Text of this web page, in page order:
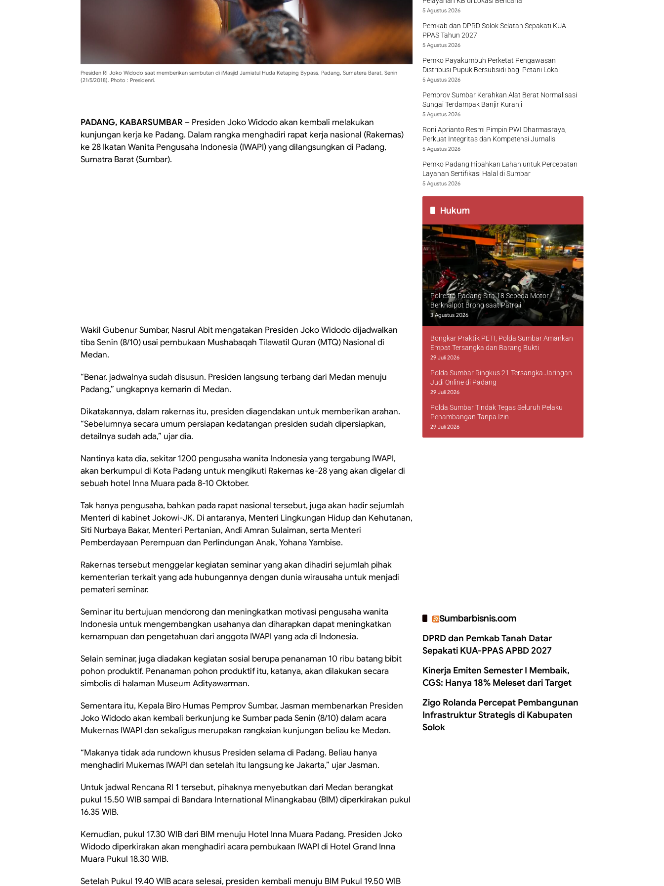
Presiden RI Joko Widodo saat memberikan sambutan di iMasjid Jamiatul Huda Ketaping Bypass, Padang, Sumatera Barat, Senin
(21/5/2018). Photo : Presidenri.
PADANG, KABARSUMBAR – Presiden Joko Widodo akan kembali melakukan
kunjungan kerja ke Padang. Dalam rangka menghadiri rapat kerja nasional (Rakernas)
ke 28 Ikatan Wanita Pengusaha Indonesia (IWAPI) yang dilangsungkan di Padang,
Sumatra Barat (Sumbar).
Wakil Gubenur Sumbar, Nasrul Abit mengatakan Presiden Joko Widodo dijadwalkan
tiba Senin (8/10) usai pembukaan Mushabaqah Tilawatil Quran (MTQ) Nasional di
Medan.
“Benar, jadwalnya sudah disusun. Presiden langsung terbang dari Medan menuju
Padang,” ungkapnya kemarin di Medan.
Dikatakannya, dalam rakernas itu, presiden diagendakan untuk memberikan arahan.
“Sebelumnya secara umum persiapan kedatangan presiden sudah dipersiapkan,
detailnya sudah ada,” ujar dia.
Nantinya kata dia, sekitar 1200 pengusaha wanita Indonesia yang tergabung IWAPI,
akan berkumpul di Kota Padang untuk mengikuti Rakernas ke-28 yang akan digelar di
sebuah hotel Inna Muara pada 8-10 Oktober.
Tak hanya pengusaha, bahkan pada rapat nasional tersebut, juga akan hadir sejumlah
Menteri di kabinet Jokowi-JK. Di antaranya, Menteri Lingkungan Hidup dan Kehutanan,
Siti Nurbaya Bakar, Menteri Pertanian, Andi Amran Sulaiman, serta Menteri
Pemberdayaan Perempuan dan Perlindungan Anak, Yohana Yambise.
Rakernas tersebut menggelar kegiatan seminar yang akan dihadiri sejumlah pihak
kementerian terkait yang ada hubungannya dengan dunia wirausaha untuk menjadi
pemateri seminar.
Seminar itu bertujuan mendorong dan meningkatkan motivasi pengusaha wanita
Indonesia untuk mengembangkan usahanya dan diharapkan dapat meningkatkan
kemampuan dan pengetahuan dari anggota IWAPI yang ada di Indonesia.
Selain seminar, juga diadakan kegiatan sosial berupa penanaman 10 ribu batang bibit
pohon produktif. Penanaman pohon produktif itu, katanya, akan dilakukan secara
simbolis di halaman Museum Adityawarman.
Sementara itu, Kepala Biro Humas Pemprov Sumbar, Jasman membenarkan Presiden
Joko Widodo akan kembali berkunjung ke Sumbar pada Senin (8/10) dalam acara
Mukernas IWAPI dan sekaligus merupakan rangkaian kunjungan beliau ke Medan.
“Makanya tidak ada rundown khusus Presiden selama di Padang. Beliau hanya
menghadiri Mukernas IWAPI dan setelah itu langsung ke Jakarta,” ujar Jasman.
Untuk jadwal Rencana RI 1 tersebut, pihaknya menyebutkan dari Medan berangkat
pukul 15.50 WIB sampai di Bandara International Minangkabau (BIM) diperkirakan pukul
16.35 WIB.
Kemudian, pukul 17.30 WIB dari BIM menuju Hotel Inna Muara Padang. Presiden Joko
Widodo diperkirakan akan menghadiri acara pembukaan IWAPI di Hotel Grand Inna
Muara Pukul 18.30 WIB.
Setelah Pukul 19.40 WIB acara selesai, presiden kembali menuju BIM Pukul 19.50 WIB
5 Agustus 2026
Pemkab dan DPRD Solok Selatan Sepakati KUA
PPAS Tahun 2027
5 Agustus 2026
Pemko Payakumbuh Perketat Pengawasan
Distribusi Pupuk Bersubsidi bagi Petani Lokal
5 Agustus 2026
Pemprov Sumbar Kerahkan Alat Berat Normalisasi
Sungai Terdampak Banjir Kuranji
5 Agustus 2026
Roni Aprianto Resmi Pimpin PWI Dharmasraya,
Perkuat Integritas dan Kompetensi Jurnalis
5 Agustus 2026
Pemko Padang Hibahkan Lahan untuk Percepatan
Layanan Sertifikasi Halal di Sumbar
5 Agustus 2026
Hukum
Polresta Padang Sita 18 Sepeda Motor
Berknalpot Brong saat Patroli
3 Agustus 2026
Bongkar Praktik PETI, Polda Sumbar Amankan
Empat Tersangka dan Barang Bukti
29 Juli 2026
Polda Sumbar Ringkus 21 Tersangka Jaringan
Judi Online di Padang
29 Juli 2026
Polda Sumbar Tindak Tegas Seluruh Pelaku
Penambangan Tanpa Izin
29 Juli 2026
Sumbarbisnis.com
DPRD dan Pemkab Tanah Datar
Sepakati KUA-PPAS APBD 2027
Kinerja Emiten Semester I Membaik,
CGS: Hanya 18% Meleset dari Target
Zigo Rolanda Percepat Pembangunan
Infrastruktur Strategis di Kabupaten
Solok